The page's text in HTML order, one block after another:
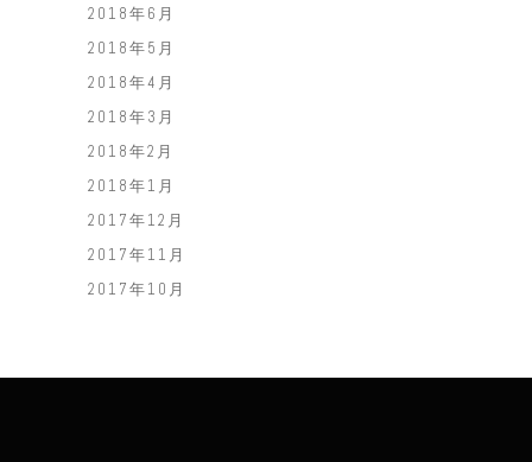
2018年6月
2018年5月
2018年4月
2018年3月
2018年2月
2018年1月
2017年12月
2017年11月
2017年10月